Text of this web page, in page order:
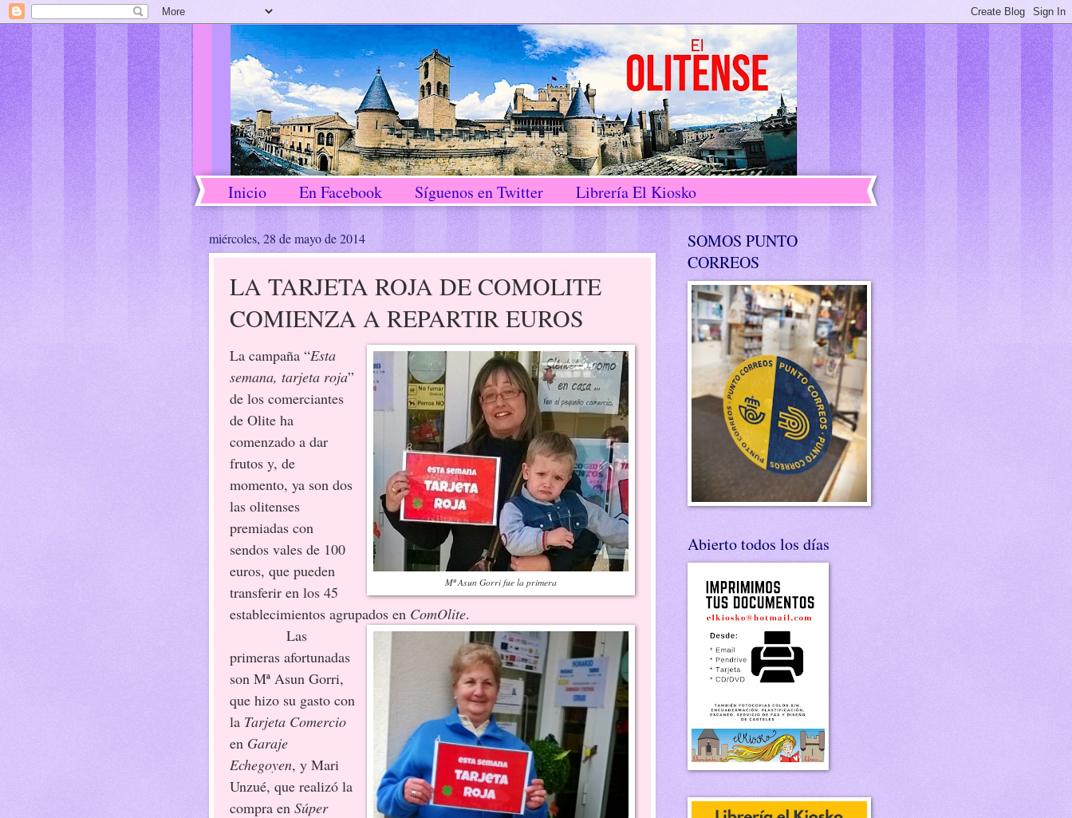
Inicio En Facebook Síguenos en Twitter Librería El Kiosko
miércoles, 28 de mayo de 2014
LA TARJETA ROJA DE COMOLITE
COMIENZA A REPARTIR EUROS
Mª Asun Gorri fue la primera
La campaña “Esta
semana, tarjeta roja”
de los comerciantes
de Olite ha
comenzado a dar
frutos y, de
momento, ya son dos
las olitenses
premiadas con
sendos vales de 100
euros, que pueden
transferir en los 45
establecimientos agrupados en ComOlite.
Las
primeras afortunadas
son Mª Asun Gorri,
que hizo su gasto con
la Tarjeta Comercio
en Garaje
Echegoyen, y Mari
Unzué, que realizó la
compra en Súper
SOMOS PUNTO
CORREOS
Abierto todos los días